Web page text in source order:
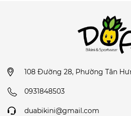
108 Đường 28, Phường Tân
0931848503
duabikini@gmail.com